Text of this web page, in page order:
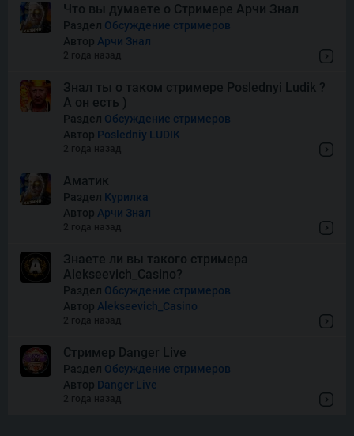
Snake’s Gold Dream Drop
Squish
Thor of Asgard
Wishes
Что вы думаете о Стримере Арчи Знал
Раздел Обсуждение стримеров
Автор Арчи Знал
2 года назад
Знал ты о таком стримере Poslednyi Ludik ?
А он есть )
Раздел Обсуждение стримеров
Автор Posledniy LUDIK
2 года назад
Аматик
Раздел Курилка
Автор Арчи Знал
2 года назад
Знаете ли вы такого стримера
Alekseevich_Casino?
Раздел Обсуждение стримеров
Автор Alekseevich_Casino
2 года назад
Стример Danger Live
Раздел Обсуждение стримеров
Автор Danger Live
2 года назад